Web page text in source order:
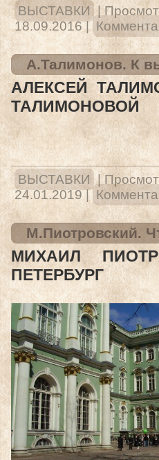
ВЫСТАВКИ |
18.09.2016 |
А.Талимонов. К
АЛЕКСЕЙ
ТАЛИМОНОВОЙ
ВЫСТАВКИ |
24.01.2019 |
М.Пиотровский.
МИХАИЛ
ПЕТЕРБУРГ